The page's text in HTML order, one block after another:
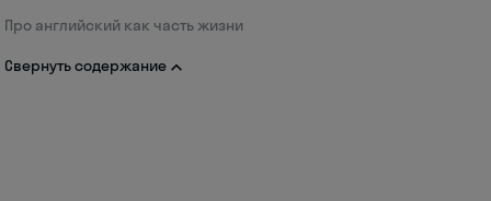
Про английский как часть жизни
Свернуть содержание